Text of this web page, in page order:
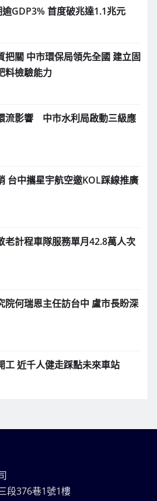
GDP3% 首度破兆達1.1兆元
把關 中市環保局領先全國 建立固
料檢驗能力
流影響 中市水利局啟動三級應
台中攜星宇航空邀KOL踩線推廣
老計程車隊服務單月42.8萬人次
院何瑞恩主任訪台中 盧市長盼深
工 近千人健走踩點未來車站
段376巷1號1樓